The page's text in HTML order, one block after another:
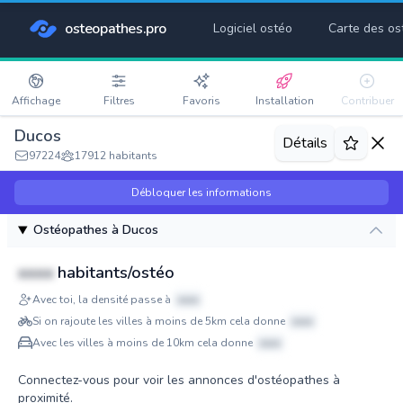
osteopathes.pro Logiciel ostéo Carte des
Affichage Filtres Favoris Installation Contribuer
Ducos
97224 17912 habitants
Détails
Débloquer les informations
Ostéopathes à Ducos
xxxx habitants/ostéo
Avec toi, la densité passe à
xxxx
Si on rajoute les villes à moins de 5km cela donne
xxxx
Avec les villes à moins de 10km cela donne
xxxx
Connectez-vous pour voir les annonces d'ostéopathes à
proximité.